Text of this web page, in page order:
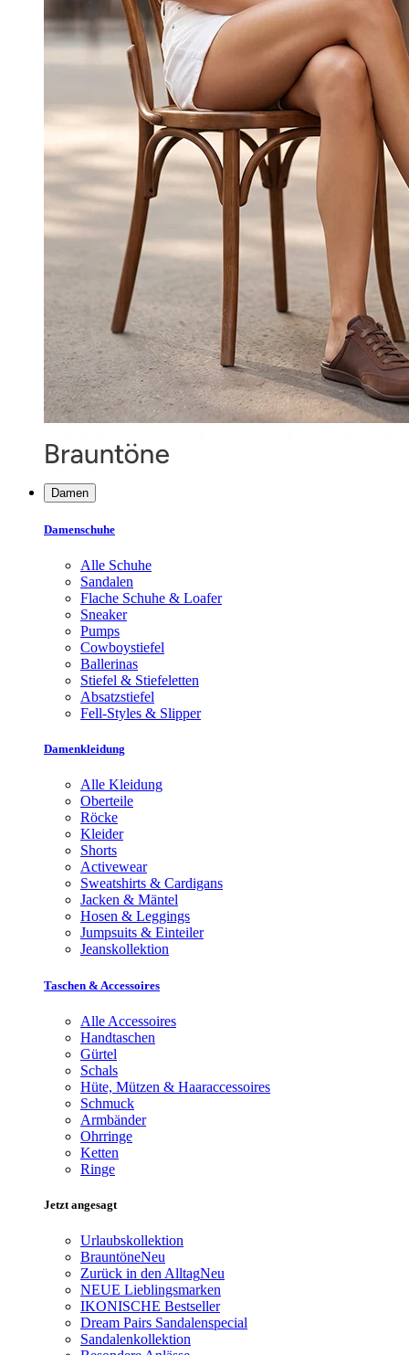
Damen
Damenschuhe
Alle Schuhe
Sandalen
Flache Schuhe & Loafer
Sneaker
Pumps
Cowboystiefel
Ballerinas
Stiefel & Stiefeletten
Absatzstiefel
Fell-Styles & Slipper
Damenkleidung
Alle Kleidung
Oberteile
Röcke
Kleider
Shorts
Activewear
Sweatshirts & Cardigans
Jacken & Mäntel
Hosen & Leggings
Jumpsuits & Einteiler
Jeanskollektion
Taschen & Accessoires
Alle Accessoires
Handtaschen
Gürtel
Schals
Hüte, Mützen & Haaraccessoires
Schmuck
Armbänder
Ohrringe
Ketten
Ringe
Jetzt angesagt
Urlaubskollektion
BrauntöneNeu
Zurück in den AlltagNeu
NEUE Lieblingsmarken
IKONISCHE Bestseller
Dream Pairs Sandalenspecial
Sandalenkollektion